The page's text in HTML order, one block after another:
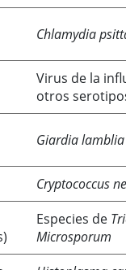
Chlamydia
Virus de la
otros
Giardia lamblia
Cryptococcus
Especies de
Microsporum